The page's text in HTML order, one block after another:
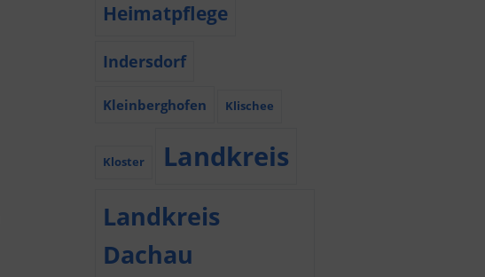
Heimatpflege
Indersdorf
Kleinberghofen Klischee
Kloster Landkreis
Landkreis
Dachau